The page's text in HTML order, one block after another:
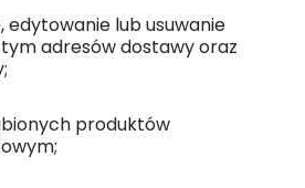
edytowanie lub usuwanie
adresów dostawy oraz
produktów